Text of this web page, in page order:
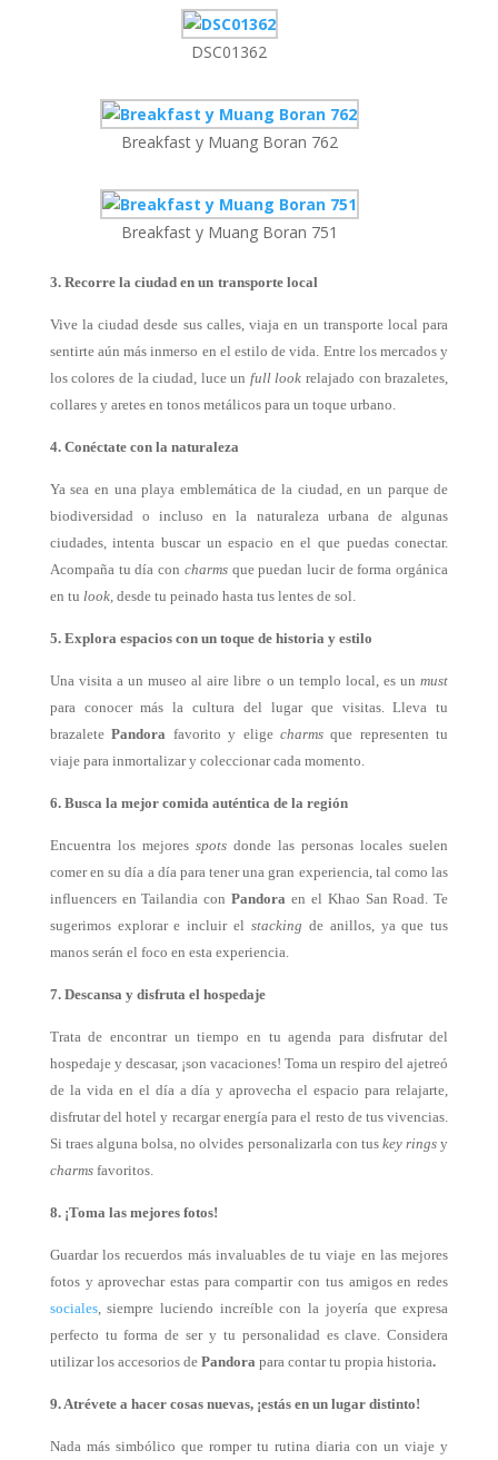
DSC01362
Breakfast y Muang Boran 762
Breakfast y Muang Boran 751
3. Recorre la ciudad en un transporte local
Vive la ciudad desde sus calles, viaja en un transporte local para
sentirte aún más inmerso en el estilo de vida. Entre los mercados y
los colores de la ciudad, luce un full lookrelajado con brazaletes,
collares y aretes en tonos metálicos para un toque urbano.
4. Conéctate con la naturaleza
Ya sea en una playa emblemática de la ciudad, en un parque de
biodiversidad o incluso en la naturaleza urbana de algunas
ciudades, intenta buscar un espacio en el que puedas conectar.
Acompaña tu día con charmsque puedan lucir de forma orgánica
en tu look,desde tu peinado hasta tus lentes de sol.
5. Explora espacios con un toque de historia y estilo
Una visita a un museo al aire libre o un templo local, es unmust
para conocer más la cultura del lugar que visitas. Lleva tu
brazaletePandora favorito y elige charmsque representen tu
viaje para inmortalizar y coleccionar cada momento.
6. Busca la mejor comida auténtica de la región
Encuentra los mejores spotsdonde las personas locales suelen
comer en su día a día para tener una gran experiencia, tal como las
influencers en Tailandia conPandora en el Khao San Road. Te
sugerimos explorar e incluir el stacking de anillos, ya que tus
manos serán el foco en esta experiencia.
7. Descansa y disfruta el hospedaje
Trata de encontrar un tiempo en tu agenda para disfrutar del
hospedaje y descasar, ¡son vacaciones! Toma un respiro del ajetreó
de la vida en el día a día y aprovecha el espacio para relajarte,
disfrutar del hotel y recargar energía para el resto de tus vivencias.
Si traes alguna bolsa, no olvides personalizarla con tus key rings y
charmsfavoritos.
8. ¡Toma las mejores fotos!
Guardar los recuerdos más invaluables de tu viaje en las mejores
fotos y aprovechar estas para compartir con tus amigos en redes
sociales, siempre luciendo increíble con la joyería que expresa
perfecto tu forma de ser y tu personalidad es clave. Considera
utilizar los accesorios de Pandora para contar tu propia historia.
9. Atrévete a hacer cosas nuevas, ¡estás en un lugar distinto!
Nada más simbólico que romper tu rutina diaria con un viaje y